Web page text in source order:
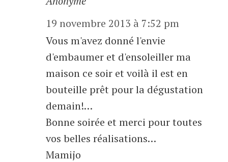
19 novembre 2013 à 7:52 pm
Vous m'avez donné l'envie
d'embaumer et d'ensoleiller ma
maison ce soir et voilà il est en
bouteille prêt pour la dégustation
demain!…
Bonne soirée et merci pour toutes
vos belles réalisations…
Mamijo